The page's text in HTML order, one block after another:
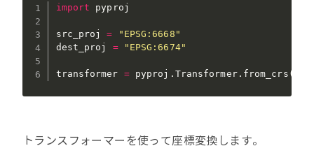
import pyproj
src_proj =
"EPSG:6668"
dest_proj = "EPSG:6674"
transformer = pyproj . Transformer. from_crs (
トランスフォーマーを使って座標変換します。